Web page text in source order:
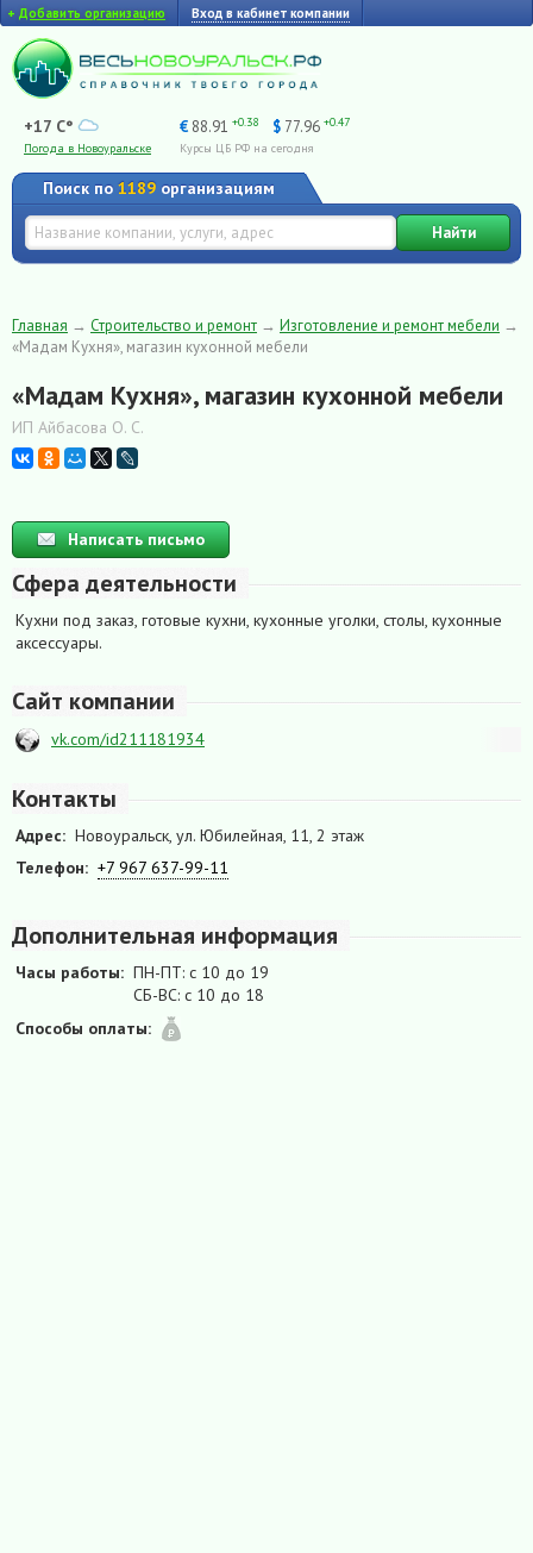
+ Добавить организацию Вход в кабинет компании
+17 C°
Погода в Новоуральске
€ 88.91 +0.38 $ 77.96 +0.47
Курсы ЦБ РФ на сегодня
Поиск по 1189 организациям
Найти
Главная → Строительство и ремонт → Изготовление и ремонт мебели →
«Мадам Кухня», магазин кухонной мебели
«Мадам Кухня», магазин кухонной мебели
ИП Айбасова О. С.
Написать письмо
Сфера деятельности
Кухни под заказ, готовые кухни, кухонные уголки, столы, кухонные
аксессуары.
Сайт компании
vk.com/id211181934
Контакты
Адрес: Новоуральск, ул. Юбилейная, 11, 2 этаж
Телефон: +7 967 637-99-11
Дополнительная информация
Часы работы: ПН-ПТ: с 10 до 19
СБ-ВС: с 10 до 18
Способы оплаты: